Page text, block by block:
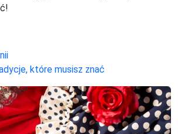
które musisz znać